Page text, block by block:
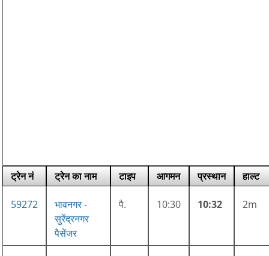
ट्रेन नं ट्रेन का नाम टाइप आगमन प्रस्थान हाल्ट
59272
भावनगर -
सुरेंद्रनगर
पैसेंजर
पै. 10:30 10:32 2m